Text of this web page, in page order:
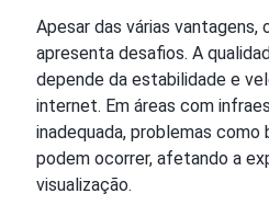
Apesar das várias vantagens,
apresenta desafios. A
depende da estabilidade e
internet. Em áreas com
inadequada, problemas
podem ocorrer, afetando a
visualização.